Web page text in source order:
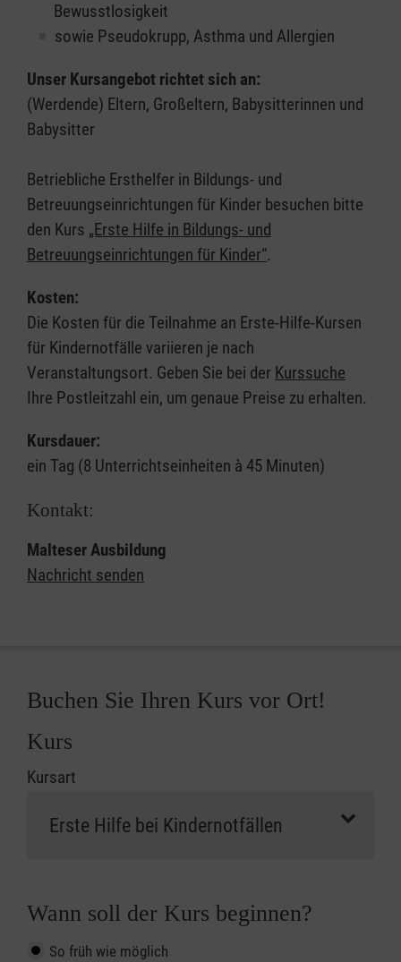
Bewusstlosigkeit
sowie Pseudokrupp, Asthma und Allergien
Unser Kursangebot richtet sich an:
(Werdende) Eltern, Großeltern, Babysitterinnen und
Babysitter
Betriebliche Ersthelfer in Bildungs- und
Betreuungseinrichtungen für Kinder besuchen bitte
den Kurs „Erste Hilfe in Bildungs- und
Betreuungseinrichtungen für Kinder“.
Kosten:
Die Kosten für die Teilnahme an Erste-Hilfe-Kursen
für Kindernotfälle variieren je nach
Veranstaltungsort. Geben Sie bei der Kurssuche
Ihre Postleitzahl ein, um genaue Preise zu erhalten.
Kursdauer:
ein Tag (8 Unterrichtseinheiten à 45 Minuten)
Kontakt:
Malteser Ausbildung
Nachricht senden
Buchen Sie Ihren Kurs vor Ort!
Kurs
Kursart
Wann soll der Kurs beginnen?
So früh wie möglich